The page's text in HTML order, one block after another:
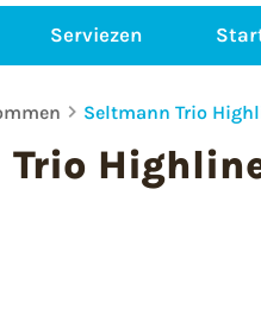
Serviezen
Seltmann Trio